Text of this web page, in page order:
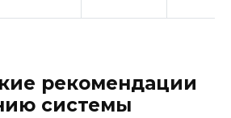
рекомендации
системы